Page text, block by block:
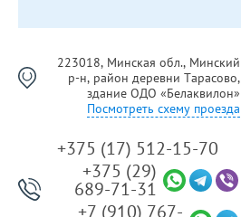
223018, Минская обл., Минский
р-н, район деревни Тарасово,
здание ОДО «Белаквилон»
Посмотреть схему проезда
+375 (17) 512-15-70
+375 (29)
689-71-31
+7 (910) 767-